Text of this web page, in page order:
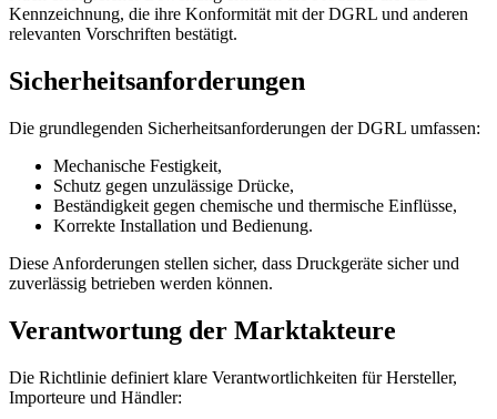
Kennzeichnung, die ihre Konformität mit der DGRL und anderen
relevanten Vorschriften bestätigt.
Sicherheitsanforderungen
Die grundlegenden Sicherheitsanforderungen der DGRL umfassen:
Mechanische Festigkeit,
Schutz gegen unzulässige Drücke,
Beständigkeit gegen chemische und thermische Einflüsse,
Korrekte Installation und Bedienung.
Diese Anforderungen stellen sicher, dass Druckgeräte sicher und
zuverlässig betrieben werden können.
Verantwortung der Marktakteure
Die Richtlinie definiert klare Verantwortlichkeiten für Hersteller,
Importeure und Händler: